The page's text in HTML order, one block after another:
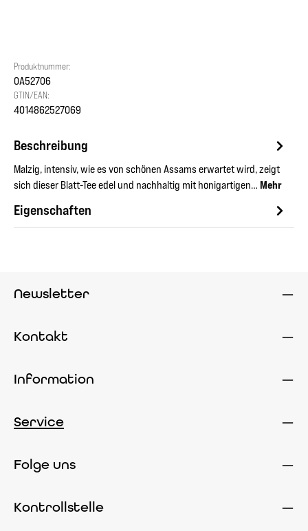
Produktnummer:
OA52706
GTIN/EAN:
4014862527069
Beschreibung
Malzig, intensiv, wie es von schönen Assams erwartet wird, zeigt
sich dieser Blatt-Tee edel und nachhaltig mit honigartigen… Mehr
Eigenschaften
Newsletter
Kontakt
Information
Service
Folge uns
Kontrollstelle